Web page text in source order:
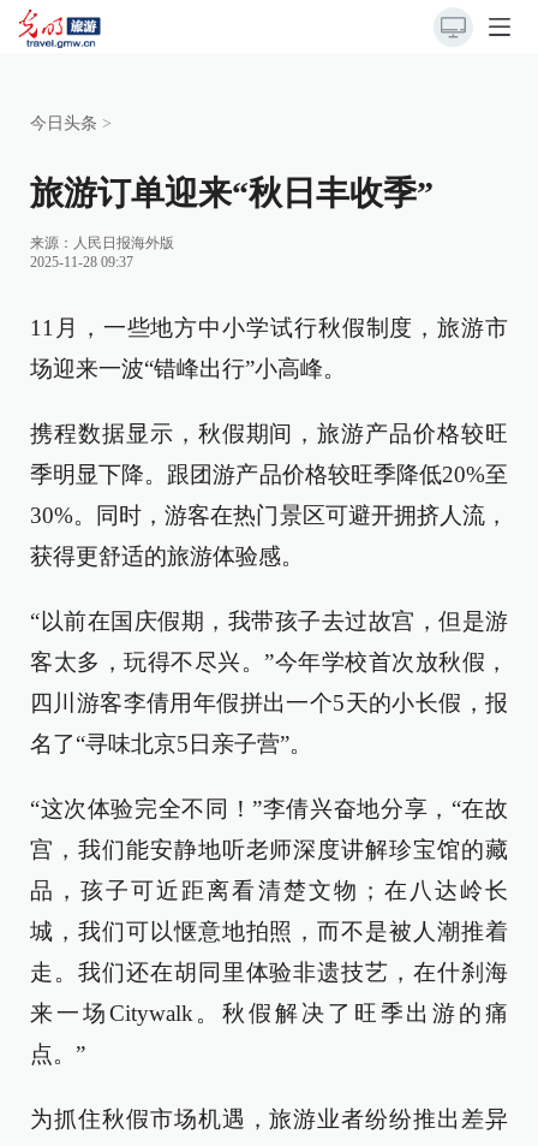
今日头条 >
旅游订单迎来“秋日丰收季”
来源： 人民日报海外版
2025-11-28 09:37
11月，一些地方中小学试行秋假制度，旅游市
场迎来一波“错峰出行”小高峰。
携程数据显示，秋假期间，旅游产品价格较旺
季明显下降。跟团游产品价格较旺季降低20%至
30%。同时，游客在热门景区可避开拥挤人流，
获得更舒适的旅游体验感。
“以前在国庆假期，我带孩子去过故宫，但是游
客太多，玩得不尽兴。”今年学校首次放秋假，
四川游客李倩用年假拼出一个5天的小长假，报
名了“寻味北京5日亲子营”。
“这次体验完全不同！”李倩兴奋地分享，“在故
宫，我们能安静地听老师深度讲解珍宝馆的藏
品，孩子可近距离看清楚文物；在八达岭长
城，我们可以惬意地拍照，而不是被人潮推着
走。我们还在胡同里体验非遗技艺，在什刹海
来一场Citywalk。秋假解决了旺季出游的痛
点。”
为抓住秋假市场机遇，旅游业者纷纷推出差异